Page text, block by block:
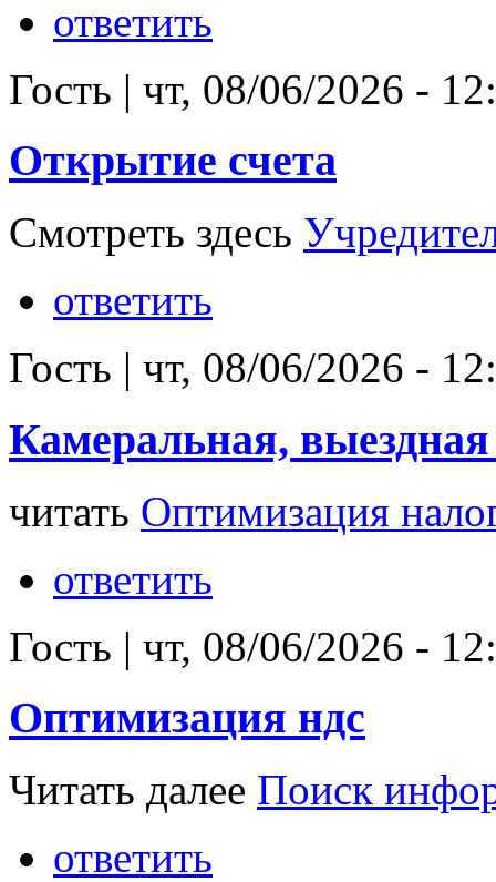
ответить
Гость | чт, 08/06/2026 -
Открытие счета
Смотреть здесь
ответить
Гость | чт, 08/06/2026 -
Камеральная,
читать Оптимизация
ответить
Гость | чт, 08/06/2026 -
Оптимизация ндс
Читать далее Поиск
ответить